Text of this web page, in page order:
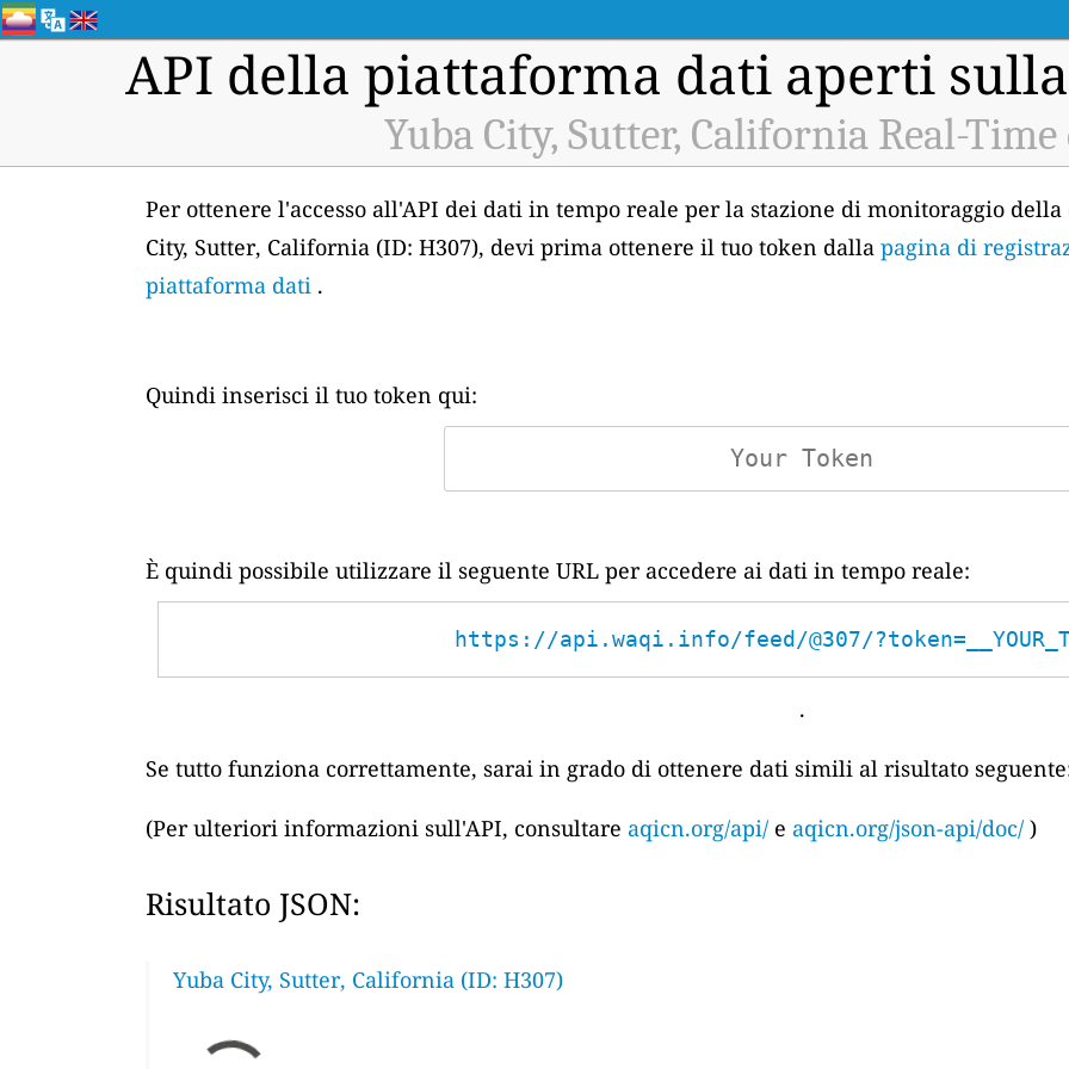
API della piattaforma dati aperti
Yuba City, Sutter, California Real-
Per ottenere l'accesso all'API dei dati in tempo reale per la stazione di monitoraggio
City, Sutter, California (ID: H307), devi prima ottenere il tuo token dalla pagina di
piattaforma dati .
Quindi inserisci il tuo token qui:
È quindi possibile utilizzare il seguente URL per accedere ai dati in tempo reale:
https://api.waqi.info/feed/@307/
.
Se tutto funziona correttamente, sarai in grado di ottenere dati simili al risultato
(Per ulteriori informazioni sull'API, consultare aqicn.org/api/ e aqicn.org/json-api/doc/ )
Risultato JSON:
Yuba City, Sutter, California (ID: H307)